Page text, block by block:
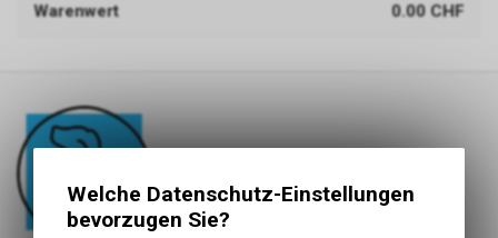
Warenwert 0.00 CHF
Welche Datenschutz-Einstellungen
bevorzugen Sie?